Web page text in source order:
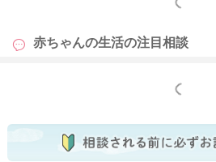
赤ちゃんの生活の注目相談
もっと見る